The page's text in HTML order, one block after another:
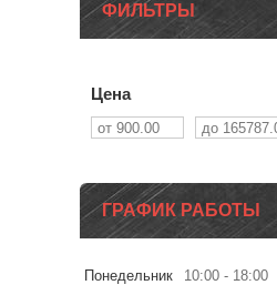
ФИЛЬТРЫ
Цена
ГРАФИК РАБОТЫ
Понедельник 10:00
18:00